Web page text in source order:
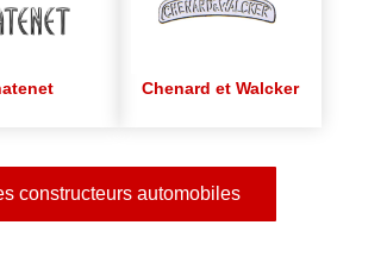
Chenard et Walcker
constructeurs automobiles